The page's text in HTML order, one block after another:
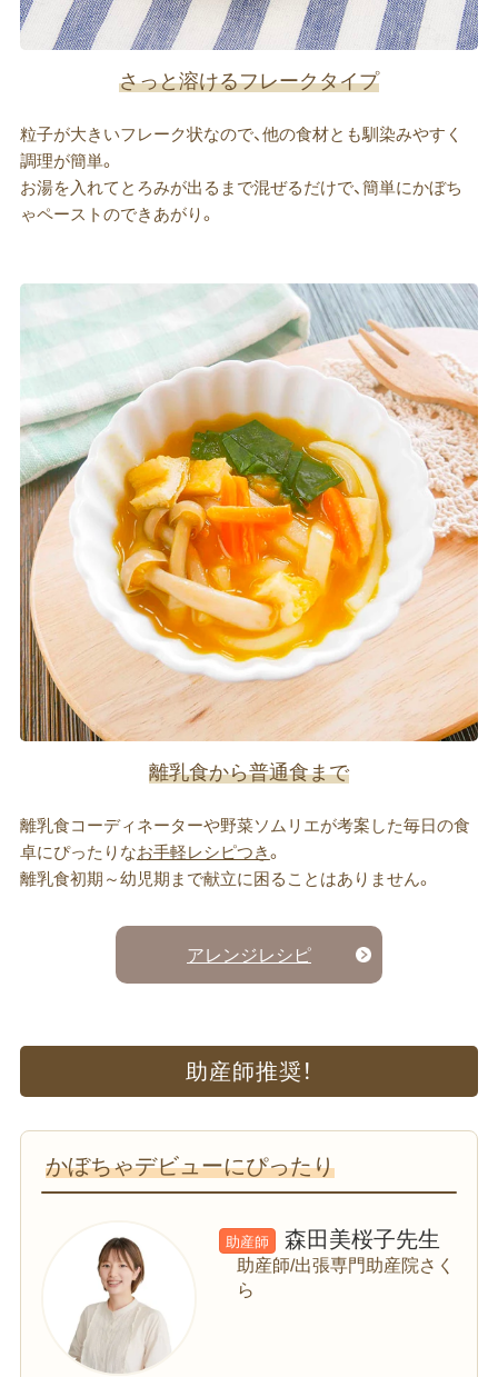
さっと溶けるフレークタイプ
粒子が大きいフレーク状なので、他の食材とも馴染みやすく
調理が簡単。
お湯を入れてとろみが出るまで混ぜるだけで、簡単にかぼち
ゃペーストのできあがり。
離乳食から普通食まで
離乳食コーディネーターや野菜ソムリエが考案した毎日の食
卓にぴったりなお手軽レシピつき。
離乳食初期～幼児期まで献立に困ることはありません。
アレンジレシピ
助産師推奨！
かぼちゃデビューにぴったり
助産師 森田美桜子先生
助産師/出張専門助産院さく
ら